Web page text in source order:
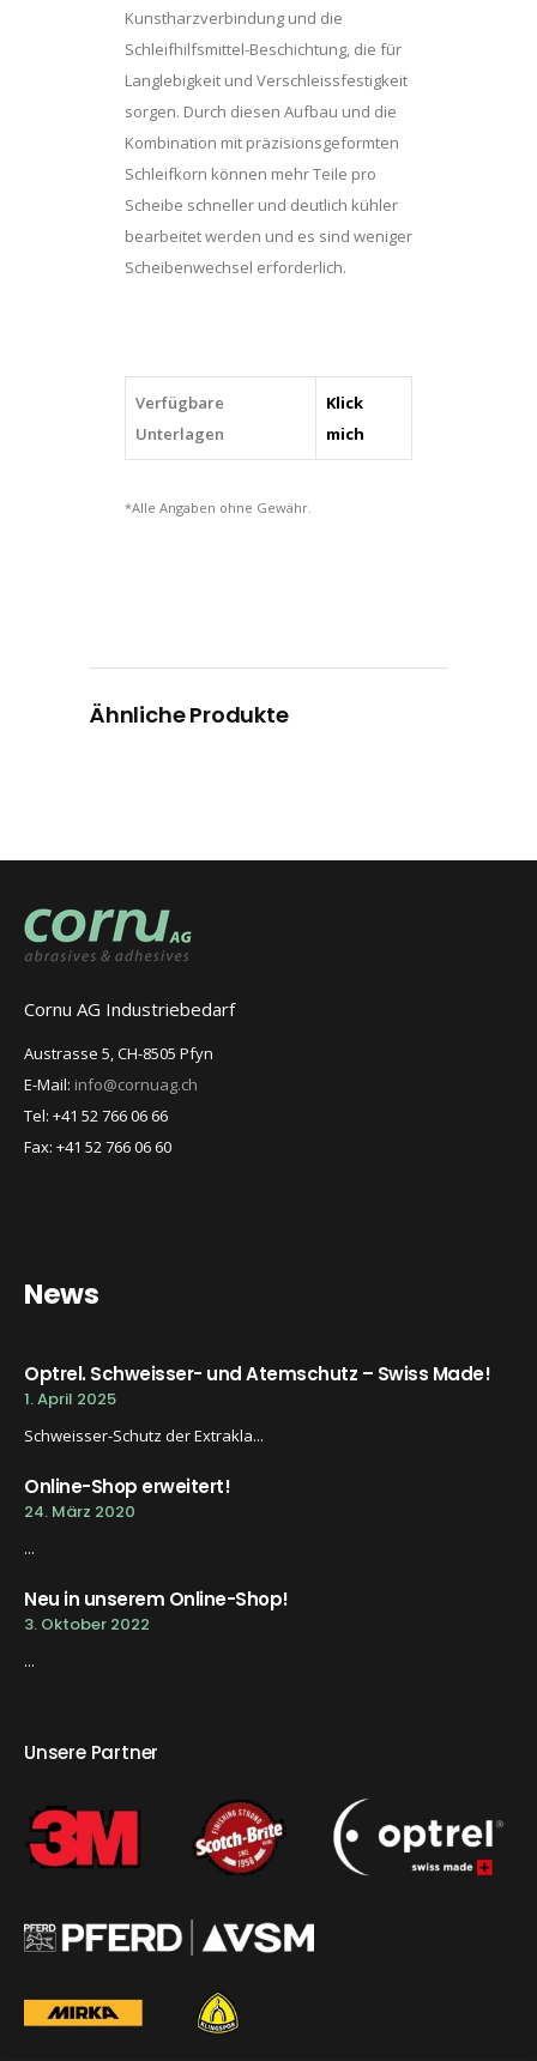
Kunstharzverbindung und die
Schleifhilfsmittel-Beschichtung, die für
Langlebigkeit und Verschleissfestigkeit
sorgen. Durch diesen Aufbau und die
Kombination mit präzisionsgeformten
Schleifkorn können mehr Teile pro
Scheibe schneller und deutlich kühler
bearbeitet werden und es sind weniger
Scheibenwechsel erforderlich.
Verfügbare
Unterlagen
Klick
mich
*Alle Angaben ohne Gewähr.
Ähnliche Produkte
Cornu AG Industriebedarf
Austrasse 5, CH-8505 Pfyn
E-Mail: info@cornuag.ch
Tel: +41 52 766 06 66
Fax: +41 52 766 06 60
News
Optrel. Schweisser- und Atemschutz – Swiss Made!
1. April 2025
Schweisser-Schutz der Extrakla...
Online-Shop erweitert!
24. März 2020
...
Neu in unserem Online-Shop!
3. Oktober 2022
...
Unsere Partner